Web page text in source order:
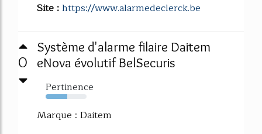
Site :https://www.alarmedeclerck.be
0
Système d'alarme filaire Daitem
eNova évolutif BelSecuris
Pertinence
53%
Marque : Daitem